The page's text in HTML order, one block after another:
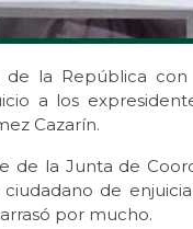
la República
a los
Cazarín.
de la Junta de
de
por mucho.